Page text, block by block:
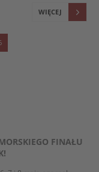
WIĘCEJ
FINAŁU